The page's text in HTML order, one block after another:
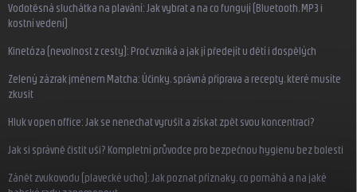
Vodotěsná sluchátka na plavání: Jak vybrat a na co fungují (Bluetooth, MP3 i
kostní vedení)
Kinetóza (nevolnost z cesty): Proč vzniká a jak jí předejít u dětí i dospělých
Zelený zázrak jménem Matcha: Účinky, správná příprava a recepty, které musíte
zkusit
Hluk v open office: Jak se nenechat vyrušit a získat zpět svou koncentraci?
Jak si správně čistit uši? Kompletní průvodce pro bezpečnou hygienu bez bolesti
Zánět zvukovodu (plavecké ucho): Jak poznat příznaky, co pomáhá a na jaké